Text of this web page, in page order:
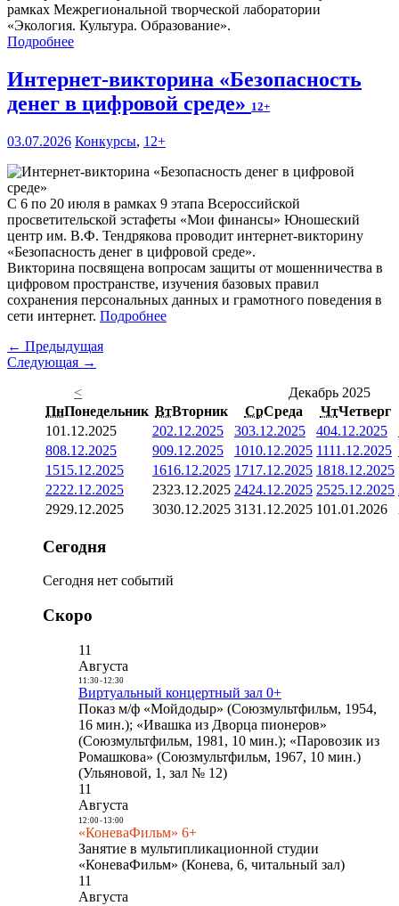
рамках Межрегиональной творческой лаборатории
«Экология. Культура. Образование».
Подробнее
Интернет-викторина «Безопасность
денег в цифровой среде» 12+
03.07.2026 Конкурсы, 12+
С 6 по 20 июля в рамках 9 этапа Всероссийской
просветительской эстафеты «Мои финансы» Юношеский
центр им. В.Ф. Тендрякова проводит интернет-викторину
«Безопасность денег в цифровой среде».
Викторина посвящена вопросам защиты от мошенничества в
цифровом пространстве, изучения базовых правил
сохранения персональных данных и грамотного поведения в
сети интернет. Подробнее
← Предыдущая
Следующая →
<
Декабрь 2025
ПнПонедельник ВтВторник СрСреда ЧтЧетверг
101.12.2025 202.12.2025 303.12.2025 404.12.2025
808.12.2025 909.12.2025 1010.12.2025 1111.12.2025
1515.12.2025 1616.12.2025 1717.12.2025 1818.12.2025
2222.12.2025 2323.12.2025 2424.12.2025 2525.12.2025
2929.12.2025 3030.12.2025 3131.12.2025 101.01.2026
Сегодня
Сегодня нет событий
Скоро
11
Августа
11:30- 12:30
Виртуальный концертный зал 0+
Показ м/ф «Мойдодыр» (Союзмультфильм, 1954,
16 мин.); «Ивашка из Дворца пионеров»
(Союзмультфильм, 1981, 10 мин.); «Паровозик из
Ромашкова» (Союзмультфильм, 1967, 10 мин.)
(Ульяновой, 1, зал № 12)
11
Августа
12:00- 13:00
«КоневаФильм» 6+
Занятие в мультипликационной студии
«КоневаФильм» (Конева, 6, читальный зал)
11
Августа